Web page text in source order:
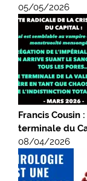
05/05/2026
Francis
terminale du
08/04/2026